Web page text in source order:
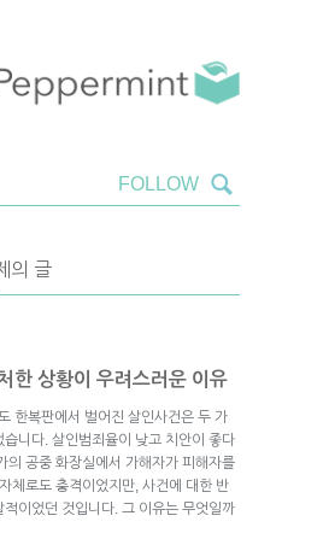
의 글
한 상황이 우려스러운 이유
한복판에서 벌어진 살인사건은 두 가
습니다. 살인범죄율이 낮고 치안이 좋다
의 공중 화장실에서 가해자가 피해자를
체로도 충격이었지만, 사건에 대한 반
이었던 것입니다. 그 이유는 무엇일까